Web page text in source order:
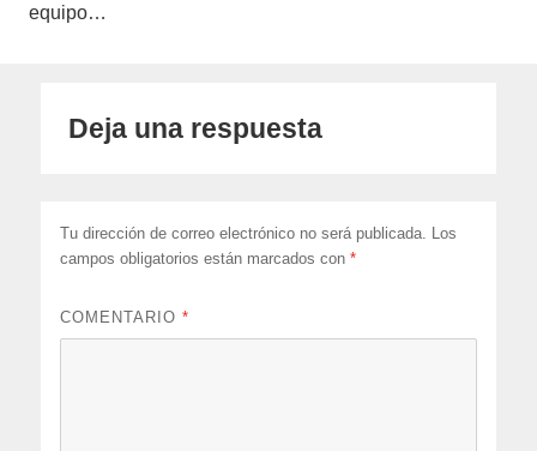
equipo…
Deja una respuesta
Tu dirección de correo electrónico no será publicada. Los
campos obligatorios están marcados con*
COMENTARIO*